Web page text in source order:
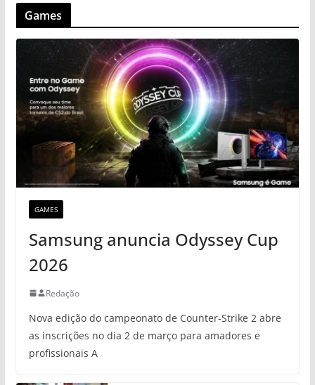
Games
GAMES
Samsung anuncia Odyssey Cup
2026
Redação
Nova edição do campeonato de Counter-Strike 2 abre
as inscrições no dia 2 de março para amadores e
profissionais A